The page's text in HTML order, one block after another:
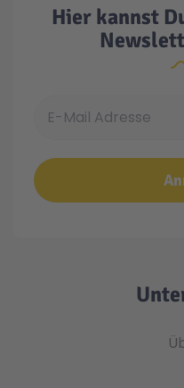
Hier kannst